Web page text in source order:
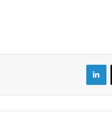
X لينكدإن